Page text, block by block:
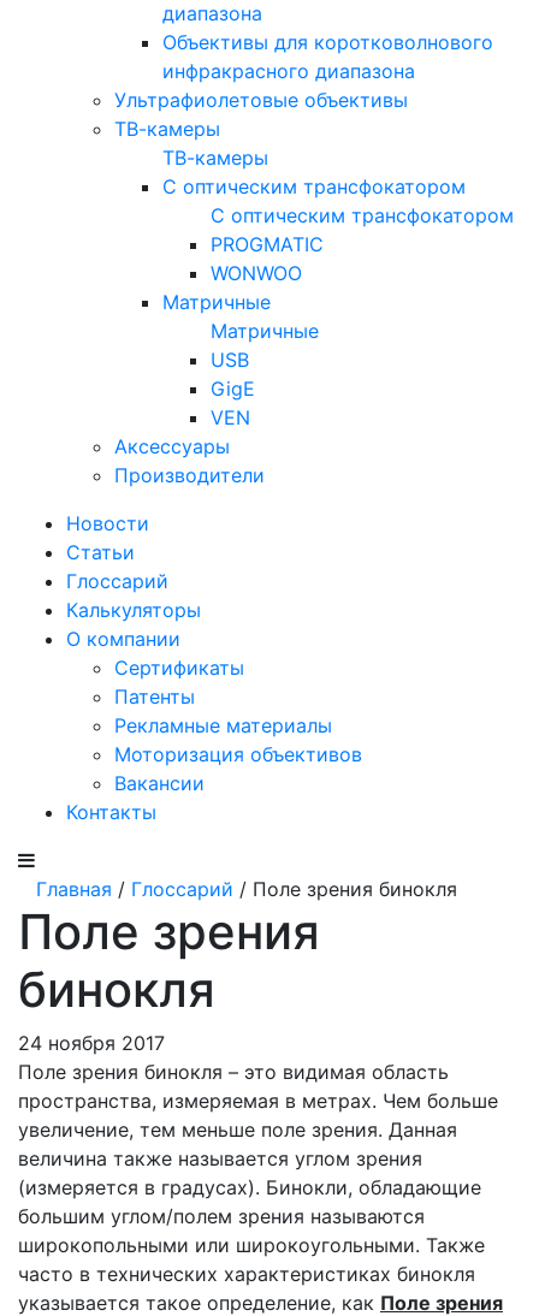
диапазона
Объективы для коротковолнового
инфракрасного диапазона
Ультрафиолетовые объективы
ТВ-камеры
ТВ-камеры
С оптическим трансфокатором
С оптическим трансфокатором
PROGMATIC
WONWOO
Матричные
Матричные
USB
GigE
VEN
Аксессуары
Производители
Новости
Статьи
Глоссарий
Калькуляторы
О компании
Сертификаты
Патенты
Рекламные материалы
Моторизация объективов
Вакансии
Контакты
Главная / Глоссарий / Поле зрения бинокля
Поле зрения
бинокля
24 ноября 2017
Поле зрения бинокля – это видимая область
пространства, измеряемая в метрах. Чем больше
увеличение, тем меньше поле зрения. Данная
величина также называется углом зрения
(измеряется в градусах). Бинокли, обладающие
большим углом/полем зрения называются
широкопольными или широкоугольными. Также
часто в технических характеристиках бинокля
указывается такое определение, как Поле зрения